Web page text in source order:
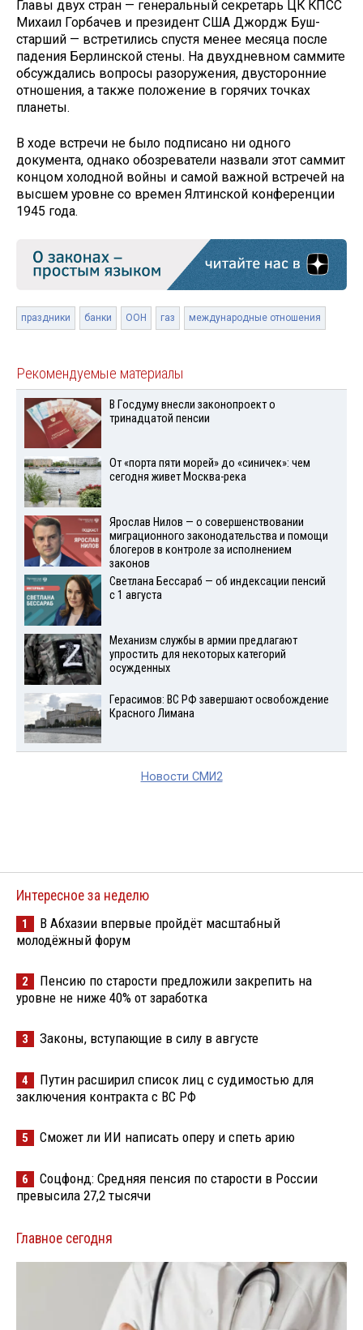
Главы двух стран — генеральный секретарь ЦК КПСС
Михаил Горбачев и президент США Джордж Буш-
старший — встретились спустя менее месяца после
падения Берлинской стены. На двухдневном саммите
обсуждались вопросы разоружения, двусторонние
отношения, а также положение в горячих точках
планеты.
В ходе встречи не было подписано ни одного
документа, однако обозреватели назвали этот саммит
концом холодной войны и самой важной встречей на
высшем уровне со времен Ялтинской конференции
1945 года.
праздники банки ООН газ международные отношения
Рекомендуемые материалы
В Госдуму внесли законопроект о
тринадцатой пенсии
От «порта пяти морей» до «синичек»: чем
сегодня живет Москва-река
Ярослав Нилов — о совершенствовании
миграционного законодательства и помощи
блогеров в контроле за исполнением
законов
Светлана Бессараб — об индексации пенсий
с 1 августа
Механизм службы в армии предлагают
упростить для некоторых категорий
осужденных
Герасимов: ВС РФ завершают освобождение
Красного Лимана
Новости СМИ2
Интересное за неделю
1
В Абхазии впервые пройдёт масштабный
молодёжный форум
2
Пенсию по старости предложили закрепить на
уровне не ниже 40% от заработка
3 Законы, вступающие в силу в августе
4
Путин расширил список лиц с судимостью для
заключения контракта с ВС РФ
5 Сможет ли ИИ написать оперу и спеть арию
6
Соцфонд: Средняя пенсия по старости в России
превысила 27,2 тысячи
Главное сегодня